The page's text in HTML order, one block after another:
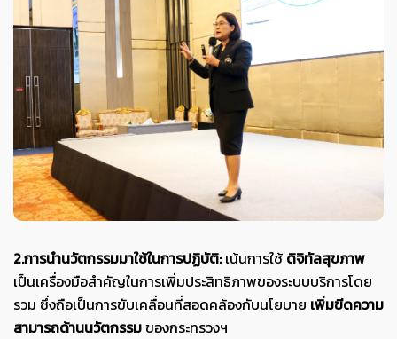
2.การนำนวัตกรรมมาใช้ในการปฏิบัติ:เน้นการใช้ ดิจิทัลสุขภาพ
เป็นเครื่องมือสำคัญในการเพิ่มประสิทธิภาพของระบบบริการโดย
รวม ซึ่งถือเป็นการขับเคลื่อนที่สอดคล้องกับนโยบาย เพิ่มขีดความ
สามารถด้านนวัตกรรมของกระทรวงฯ